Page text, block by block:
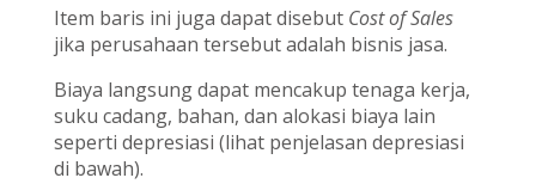
Item baris ini juga dapat disebut Cost of Sales
jika perusahaan tersebut adalah bisnis jasa.
Biaya langsung dapat mencakup tenaga kerja,
suku cadang, bahan, dan alokasi biaya lain
seperti depresiasi (lihat penjelasan depresiasi
di bawah).